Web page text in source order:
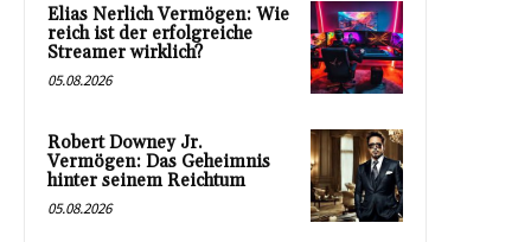
Elias Nerlich Vermögen: Wie
reich ist der erfolgreiche
Streamer wirklich?
05.08.2026
Robert Downey Jr.
Vermögen: Das Geheimnis
hinter seinem Reichtum
05.08.2026